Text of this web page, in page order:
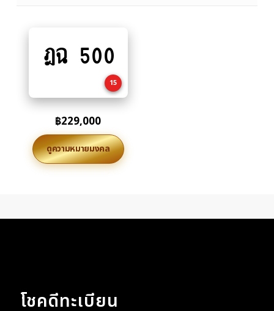
to
ฎฉ 500
15
฿229,000
ดูความหมายมงคล
โชคดีทะเบียน